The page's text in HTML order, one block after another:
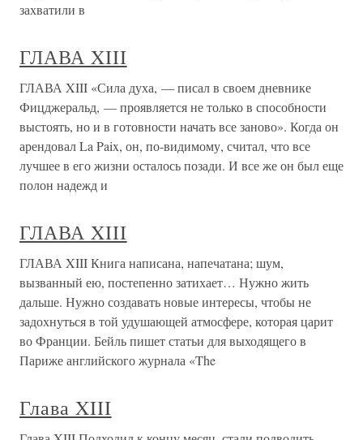
захватили в
ГЛАВА XIII
ГЛАВА XIII «Сила духа, — писал в своем дневнике
Фицджеральд, — проявляется не только в способности
выстоять, но и в готовности начать все заново». Когда он
арендовал La Paix, он, по-видимому, считал, что все
лучшее в его жизни осталось позади. И все же он был еще
полон надежд и
ГЛАВА XIII
ГЛАВА XIII Книга написана, напечатана; шум,
вызванный ею, постепенно затихает… Нужно жить
дальше. Нужно создавать новые интересы, чтобы не
задохнуться в той удушающей атмосфере, которая царит
во Франции. Бейль пишет статьи для выходящего в
Париже английского журнала «The
Глава XIII